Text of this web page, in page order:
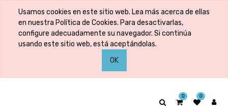
Usamos cookies en este sitio web. Lea más acerca de ellas
en nuestra Política de Cookies. Para desactivarlas,
configure adecuadamente su navegador. Si continúa
usando este sitio web, está aceptándolas.
OK
0 0